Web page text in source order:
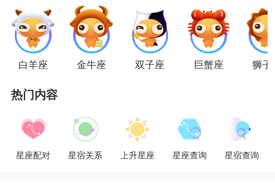
要想追求天秤女，狮子男要有心理准备，对于
摇摆不定的天秤女，一定要有耐心打持久战，她即
心等待表现得不友好，将会马上破坏秤子，对爱情
退缩。虽然天秤女的星座比重比狮子男高，但在性
格上仍然需要狮子有力的支持。天秤女虽然聪明但
白羊座 金牛座 双子座 巨蟹座 狮子
热门内容
星座配对 星宿关系 上升星座 星座查询 星宿查询